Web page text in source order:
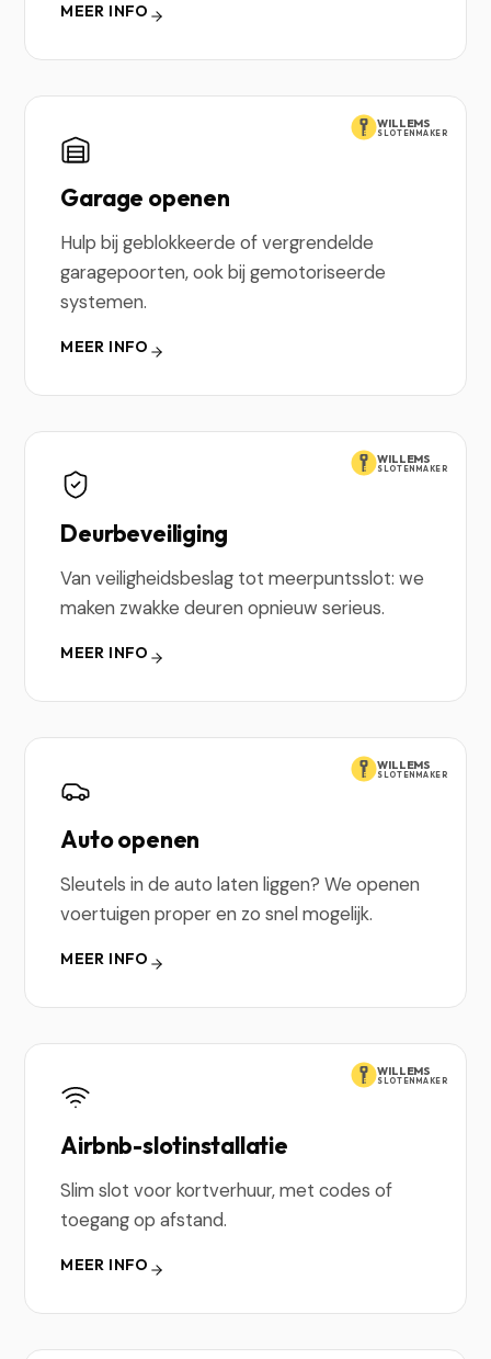
MEER INFO
WILLEMS
SLOTENMAKER
Garage openen
Hulp bij geblokkeerde of vergrendelde
garagepoorten, ook bij gemotoriseerde
systemen.
MEER INFO
WILLEMS
SLOTENMAKER
Deurbeveiliging
Van veiligheidsbeslag tot meerpuntsslot: we
maken zwakke deuren opnieuw serieus.
MEER INFO
WILLEMS
SLOTENMAKER
Auto openen
Sleutels in de auto laten liggen? We openen
voertuigen proper en zo snel mogelijk.
MEER INFO
WILLEMS
SLOTENMAKER
Airbnb-slotinstallatie
Slim slot voor kortverhuur, met codes of
toegang op afstand.
MEER INFO